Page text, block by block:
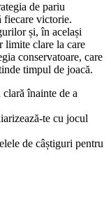
de pariu
fiecare victorie.
și, în același
limite clare la care
conservatoare, care
timpul de joacă.
înainte de a
te cu jocul
de câștiguri pentru